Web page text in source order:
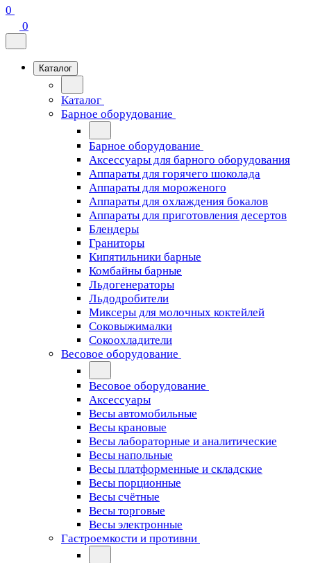
0
0
Каталог
Каталог
Барное оборудование
Барное оборудование
Аксессуары для барного оборудования
Аппараты для горячего шоколада
Аппараты для мороженого
Аппараты для охлаждения бокалов
Аппараты для приготовления десертов
Блендеры
Граниторы
Кипятильники барные
Комбайны барные
Льдогенераторы
Льдодробители
Миксеры для молочных коктейлей
Соковыжималки
Сокоохладители
Весовое оборудование
Весовое оборудование
Аксессуары
Весы автомобильные
Весы крановые
Весы лабораторные и аналитические
Весы напольные
Весы платформенные и складские
Весы порционные
Весы счётные
Весы торговые
Весы электронные
Гастроемкости и противни